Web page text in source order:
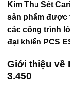
Kim Thu Sét
sản phẩm được
các công trình
đại khiến PCS
Giới thiệu về
3.450